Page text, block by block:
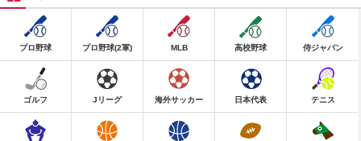
プロ野球 プロ野球(2軍) MLB 高校野球 侍ジャパン
ゴルフ Jリーグ 海外サッカー 日本代表 テニス